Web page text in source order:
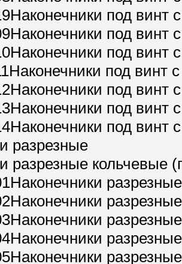
под винт
под винт
под винт
под винт
под винт
под винт
под винт
разрезные
разрезные кольчевые